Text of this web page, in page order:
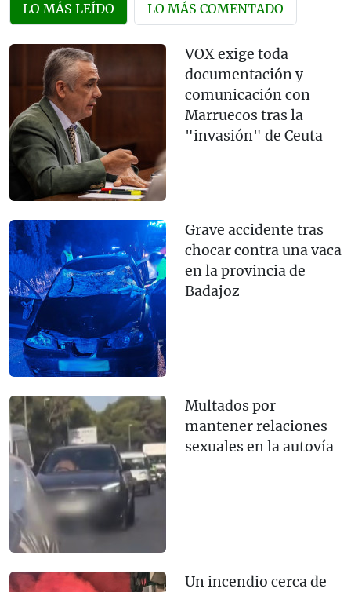
LO MÁS LEÍDO LO MÁS COMENTADO
VOX exige toda
documentación y
comunicación con
Marruecos tras la
"invasión" de Ceuta
Grave accidente tras
chocar contra una vaca
en la provincia de
Badajoz
Multados por
mantener relaciones
sexuales en la autovía
Un incendio cerca de